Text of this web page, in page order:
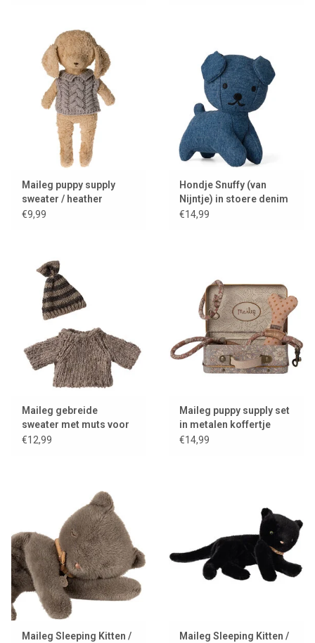
Maileg puppy supply
sweater / heather
€9,99
Hondje Snuffy (van
Nijntje) in stoere denim
stof
€14,99
Maileg gebreide
sweater met muts voor
Big Brother muis
€12,99
Maileg puppy supply set
in metalen koffertje
€14,99
Maileg Sleeping Kitten /
Maileg Sleeping Kitten /